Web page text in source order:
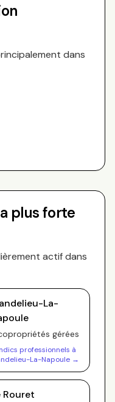
dans
plus forte
actif dans
La-
s gérées
professionnels à
La-Napoule →
Rouret